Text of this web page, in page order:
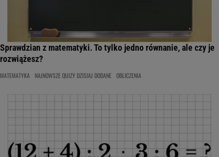
Sprawdzian z matematyki. To tylko jedno równanie, ale czy je
rozwiążesz?
MATEMATYKA NAJNOWSZE QUIZY DZISIAJ DODANE OBLICZENIA